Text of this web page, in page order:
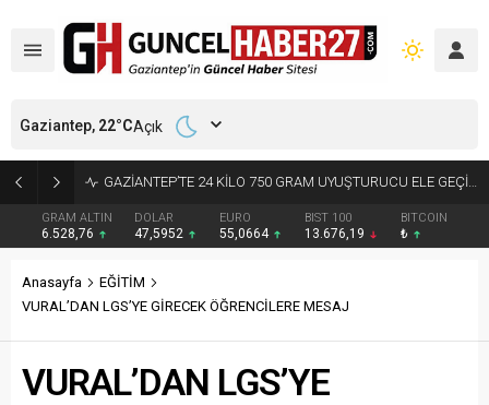
OTOYOL JANDARMA’DAN DRON DESTEKLİ DENETİM
GRAM ALTIN
6.528,76
DOLAR
47,5952
EURO
55,0664
BIST 100
13.676,19
BITCOIN
₺
Gaziantep, 22°CAçık
Anasayfa
EĞİTİM
VURAL’DAN LGS’YE GİRECEK ÖĞRENCİLERE MESAJ
VURAL’DAN LGS’YE